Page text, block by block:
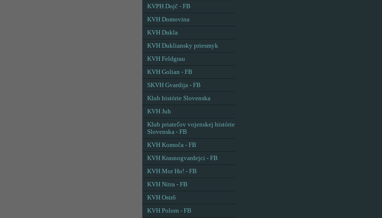
KVPH Dojč - FB
KVH Domovina
KVH Dukla
KVH Dukliansky priesmyk
KVH Feldgrau
KVH Golian - FB
SKVH Gvardija - FB
Klub histórie Slovenska
KVH Juh
Klub priateľov vojenskej histórie
Slovenska - FB
KVH Komoča - FB
KVH Krasnogvardejci - FB
KVH Mor Ho! - FB
KVH Nitra - FB
KVH Ostrô
KVH Polom - FB